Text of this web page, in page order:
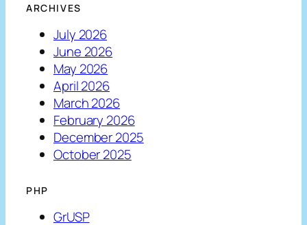
ARCHIVES
July 2026
June 2026
May 2026
April 2026
March 2026
February 2026
December 2025
October 2025
PHP
GrUSP